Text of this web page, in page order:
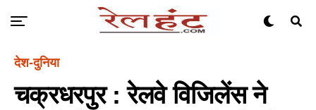
देश-दुनिया
चक्रधरपुर : रेलवे विजिलेंस ने